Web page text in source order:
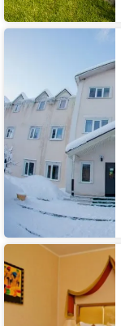
Парк-
Загородный
отель
Касабланка